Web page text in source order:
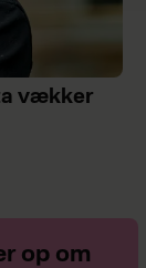
vækker
op om